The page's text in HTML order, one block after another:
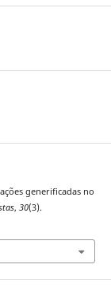
generificadas no
, 30(3).